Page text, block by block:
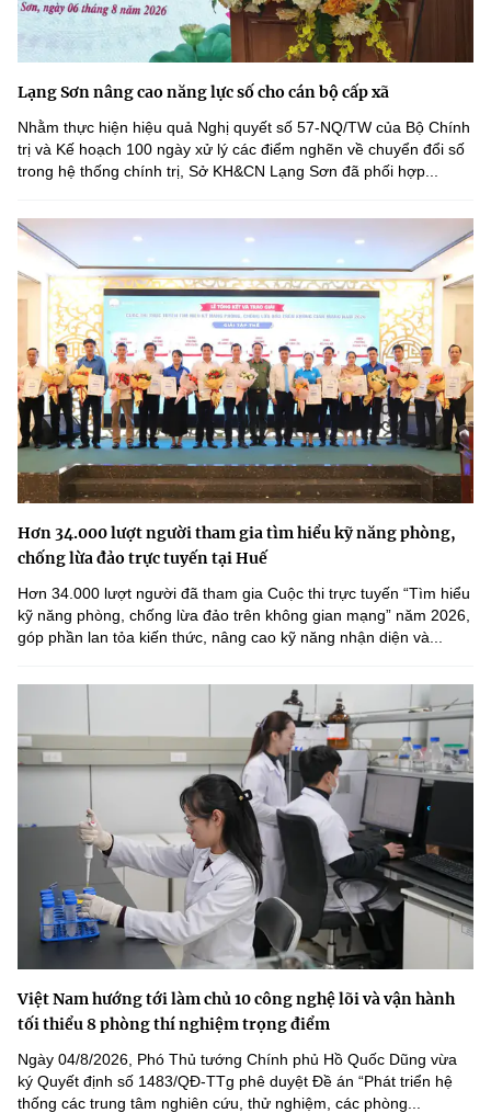
Lạng Sơn nâng cao năng lực số cho cán bộ cấp xã
Nhằm thực hiện hiệu quả Nghị quyết số 57-NQ/TW của Bộ Chính
trị và Kế hoạch 100 ngày xử lý các điểm nghẽn về chuyển đổi số
trong hệ thống chính trị, Sở KH&CN Lạng Sơn đã phối hợp...
Hơn 34.000 lượt người tham gia tìm hiểu kỹ năng phòng,
chống lừa đảo trực tuyến tại Huế
Hơn 34.000 lượt người đã tham gia Cuộc thi trực tuyến “Tìm hiểu
kỹ năng phòng, chống lừa đảo trên không gian mạng” năm 2026,
góp phần lan tỏa kiến thức, nâng cao kỹ năng nhận diện và...
Việt Nam hướng tới làm chủ 10 công nghệ lõi và vận hành
tối thiểu 8 phòng thí nghiệm trọng điểm
Ngày 04/8/2026, Phó Thủ tướng Chính phủ Hồ Quốc Dũng vừa
ký Quyết định số 1483/QĐ-TTg phê duyệt Đề án “Phát triển hệ
thống các trung tâm nghiên cứu, thử nghiệm, các phòng...